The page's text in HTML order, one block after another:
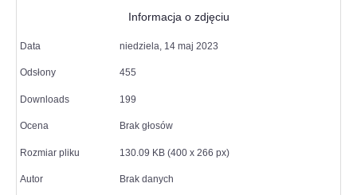
Informacja o zdjęciu
Data niedziela, 14 maj 2023
Odsłony 455
Downloads 199
Ocena Brak głosów
Rozmiar pliku 130.09 KB (400 x 266 px)
Autor Brak danych